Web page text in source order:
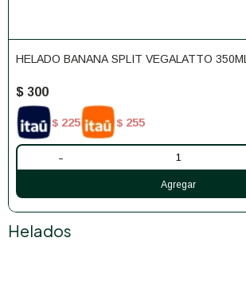
HELADO BANANA SPLIT VEGALATTO 350ML
$ 300
$ 225 $ 255
-
Helados